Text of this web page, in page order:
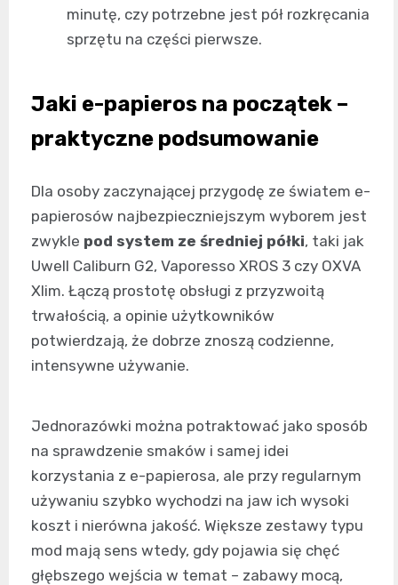
minutę, czy potrzebne jest pół rozkręcania
sprzętu na części pierwsze.
Jaki e-papieros na początek –
praktyczne podsumowanie
Dla osoby zaczynającej przygodę ze światem e-
papierosów najbezpieczniejszym wyborem jest
zwykle pod system ze średniej półki, taki jak
Uwell Caliburn G2, Vaporesso XROS 3 czy OXVA
Xlim. Łączą prostotę obsługi z przyzwoitą
trwałością, a opinie użytkowników
potwierdzają, że dobrze znoszą codzienne,
intensywne używanie.
Jednorazówki można potraktować jako sposób
na sprawdzenie smaków i samej idei
korzystania z e-papierosa, ale przy regularnym
używaniu szybko wychodzi na jaw ich wysoki
koszt i nierówna jakość. Większe zestawy typu
mod mają sens wtedy, gdy pojawia się chęć
głębszego wejścia w temat – zabawy mocą,